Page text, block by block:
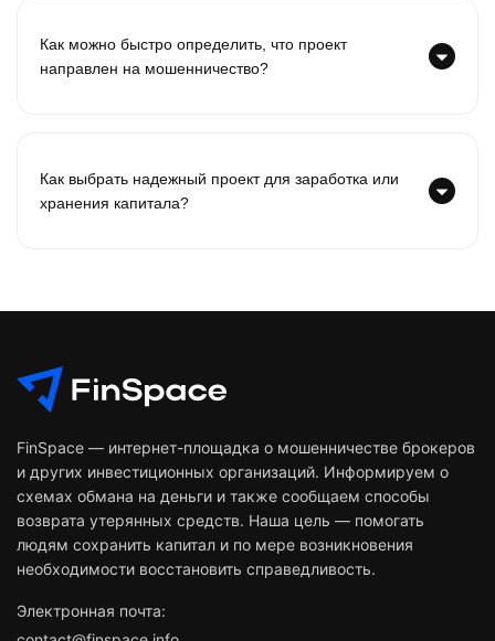
Как можно быстро определить, что проект
направлен на мошенничество?
Как выбрать надежный проект для заработка или
хранения капитала?
FinSpace — интернет-площадка о мошенничестве брокеров
и других инвестиционных организаций. Информируем о
схемах обмана на деньги и также сообщаем способы
возврата утерянных средств. Наша цель — помогать
людям сохранить капитал и по мере возникновения
необходимости восстановить справедливость.
Электронная почта: